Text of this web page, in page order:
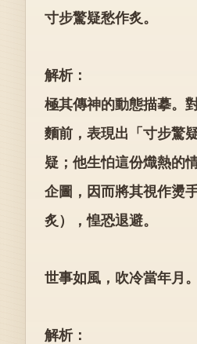
寸步驚疑愁作炙。
解析：
極其傳神的動態描摹。
麵前，表現出「寸步驚
疑；他生怕這份熾熱的
企圖，因而將其視作燙
炙），惶恐退避。
世事如風，吹冷當年月。
解析：